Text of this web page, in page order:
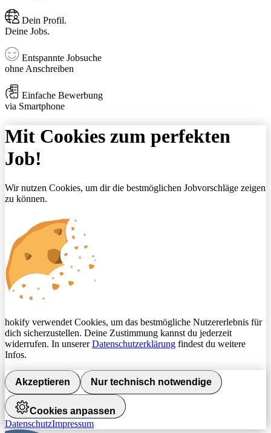
Dein Profil.
Deine Jobs.
Entspannte Jobsuche
ohne Anschreiben
Einfache Bewerbung
via Smartphone
Mit Cookies zum perfekten
Job!
Wir nutzen Cookies, um dir die bestmöglichen Jobvorschläge zeigen
zu können.
hokify verwendet Cookies, um das bestmögliche Nutzererlebnis für
dich sicherzustellen. Deine Zustimmung kannst du jederzeit
widerrufen. In unsererDatenschutzerklärung findest du weitere
Infos.
Akzeptieren Nur technisch notwendige
Cookies anpassen
DatenschutzImpressum